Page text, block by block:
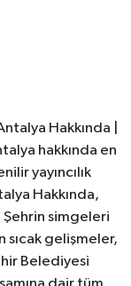
Hakkında |
hakkında en
yayıncılık
Hakkında,
Şehrin simgeleri
sıcak gelişmeler,
Belediyesi